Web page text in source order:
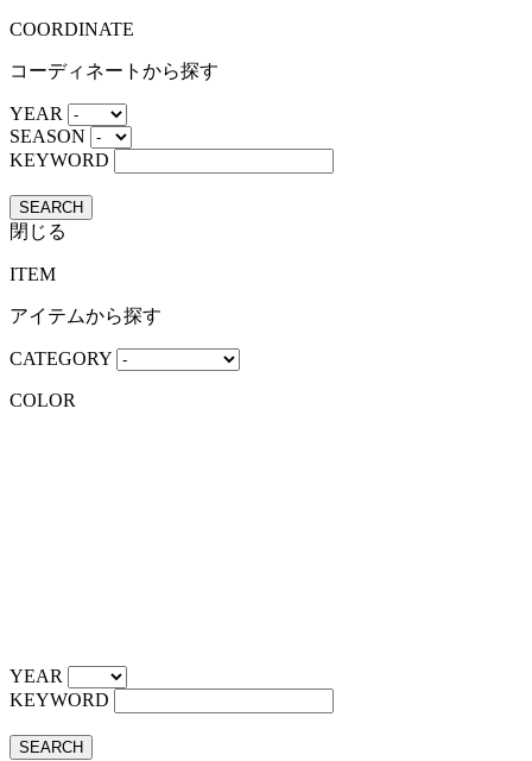
COORDINATE
コーディネートから探す
YEAR
SEASON
KEYWORD
SEARCH
閉じる
ITEM
アイテムから探す
CATEGORY
COLOR
YEAR
KEYWORD
SEARCH